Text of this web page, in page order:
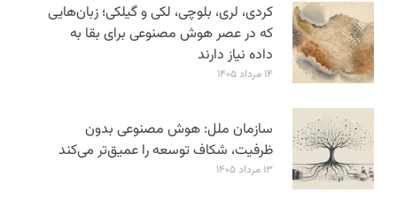
کردی، لری، بلوچی، لکی و گیلکی؛ زبان‌هایی
که در عصر هوش مصنوعی برای بقا به
داده نیاز دارند
۱۴ مرداد ۱۴۰۵
سازمان ملل: هوش مصنوعی بدون
ظرفیت، شکاف توسعه را عمیق‌تر می‌کند
۱۳ مرداد ۱۴۰۵